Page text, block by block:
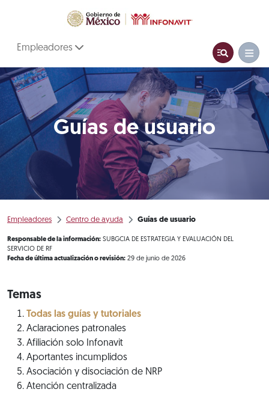
Empleadores
Guías de usuario
Empleadores Centro de ayuda Guías de usuario
Responsable de la información: SUBGCIA DE ESTRATEGIA Y EVALUACIÓN DEL
SERVICIO DE RF
Fecha de última actualización o revisión: 29 de junio de 2026
Temas
Todas las guías y tutoriales
Aclaraciones patronales
Afiliación solo Infonavit
Aportantes incumplidos
Asociación y disociación de NRP
Atención centralizada